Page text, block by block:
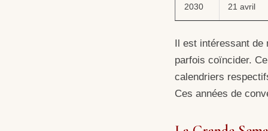
2030 21 avril
Il est intéressant de
parfois coïncider.
calendriers
Ces années de